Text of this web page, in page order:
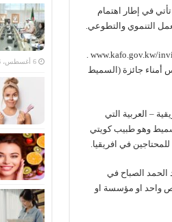
في إطار اهتمام
التنموي والتطوعي.
أمناء جائزة (السميط
– العربية التي
السميط وهو طبيب كويتي
في افريقيا.
الحمد الصباح في
واحد او مؤسسة او
6 أغسطس، 2026